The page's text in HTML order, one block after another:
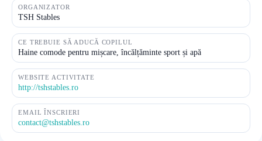
ORGANIZATOR
TSH Stables
CE TREBUIE SĂ ADUCĂ COPILUL
Haine comode pentru mișcare, încălțăminte sport și apă
WEBSITE ACTIVITATE
http://tshstables.ro
EMAIL ÎNSCRIERI
contact@tshstables.ro